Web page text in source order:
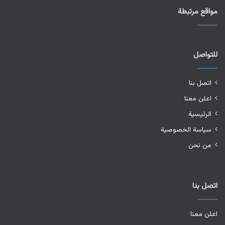
مواقع مرتبطة
للتواصل
اتصل بنا
اعلن معنا
الرئيسية
سياسة الخصوصية
من نحن
اتصل بنا
اعلن معنا